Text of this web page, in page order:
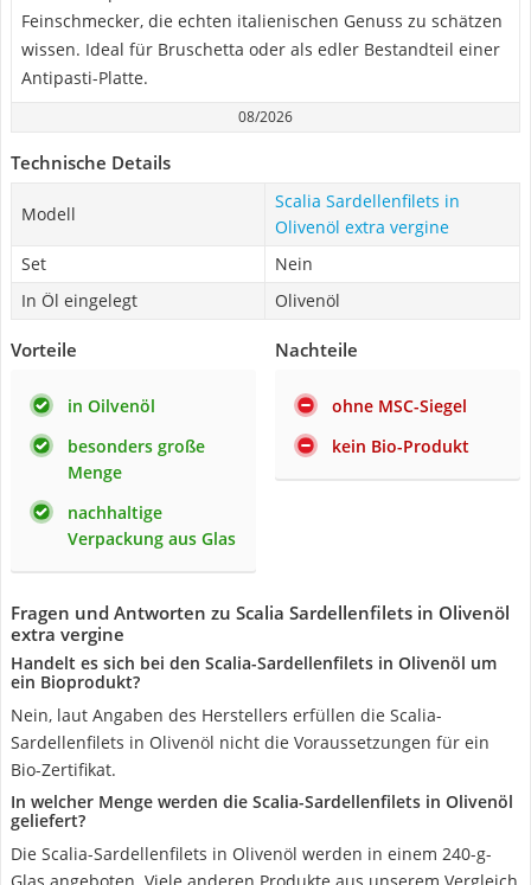
Feinschmecker, die echten italienischen Genuss zu schätzen
wissen. Ideal für Bruschetta oder als edler Bestandteil einer
Antipasti-Platte.
08/2026
Technische Details
Modell
Scalia Sardellenfilets in
Olivenöl extra vergine
Set
Nein
In Öl eingelegt
Olivenöl
Vorteile
in Oilvenöl
besonders große
Menge
nachhaltige
Verpackung aus Glas
Nachteile
ohne MSC-Siegel
kein Bio-Produkt
Fragen und Antworten zu Scalia Sardellenfilets in Olivenöl
extra vergine
Handelt es sich bei den Scalia-Sardellenfilets in Olivenöl um
ein Bioprodukt?
Nein, laut Angaben des Herstellers erfüllen die Scalia-
Sardellenfilets in Olivenöl nicht die Voraussetzungen für ein
Bio-Zertifikat.
In welcher Menge werden die Scalia-Sardellenfilets in Olivenöl
geliefert?
Die Scalia-Sardellenfilets in Olivenöl werden in einem 240-g-